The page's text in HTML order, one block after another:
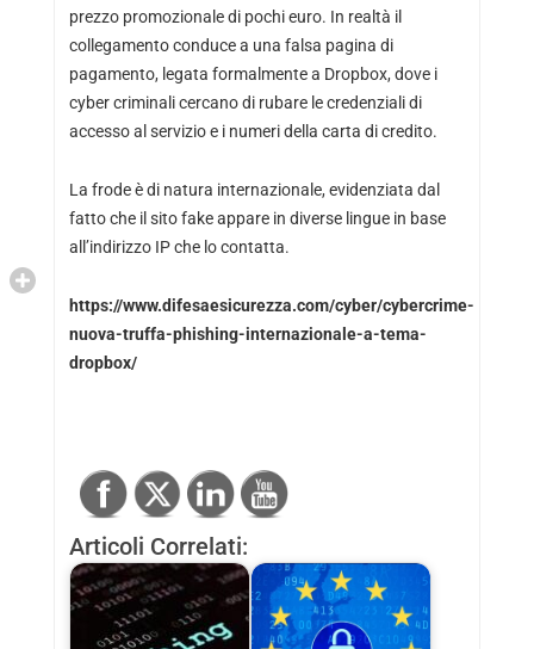
prezzo promozionale di pochi euro. In realtà il
collegamento conduce a una falsa pagina di
pagamento, legata formalmente a Dropbox, dove i
cyber criminali cercano di rubare le credenziali di
accesso al servizio e i numeri della carta di credito.
La frode è di natura internazionale, evidenziata dal
fatto che il sito fake appare in diverse lingue in base
all’indirizzo IP che lo contatta.
https://www.difesaesicurezza.com/cyber/cybercrime-
nuova-truffa-phishing-internazionale-a-tema-
dropbox/
Articoli Correlati: